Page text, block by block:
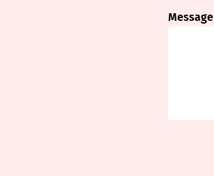
Message